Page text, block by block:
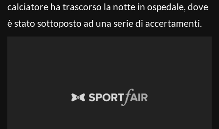
calciatore ha trascorso la notte in ospedale, dove
è stato sottoposto ad una serie di accertamenti.